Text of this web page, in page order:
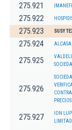
275.921
275.922 HOSPIDIS
275.923 SUSY
275.924 ALCASA
275.925
275.926
275.927
ION